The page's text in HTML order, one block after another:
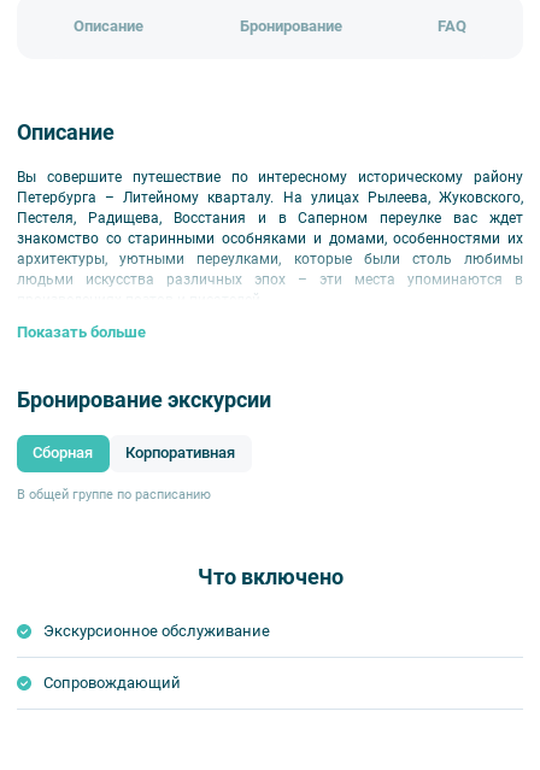
Описание Бронирование FAQ
Описание
Вы совершите путешествие по интересному историческому району
Петербурга – Литейному кварталу. На улицах Рылеева, Жуковского,
Пестеля, Радищева, Восстания и в Саперном переулке вас ждет
знакомство со старинными особняками и домами, особенностями их
архитектуры, уютными переулками, которые были столь любимы
людьми искусства различных эпох – эти места упоминаются в
произведениях поэтов и писателей.
Место начала:у Церкви Святого Пантелеймона (ул. Пестеля, д. 2).
Показать больше
Бронирование экскурсии
Сборная Корпоративная
В общей группе по расписанию
Что включено
Экскурсионное обслуживание
Сопровождающий